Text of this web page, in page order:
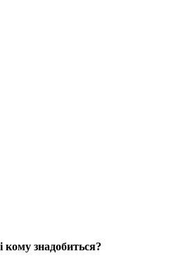
кому знадобиться?